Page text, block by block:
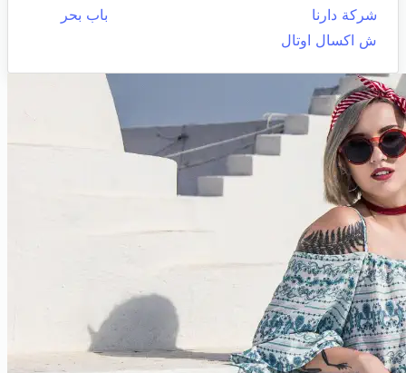
شركة دارنا
باب بحر
ش اكسال اوتال